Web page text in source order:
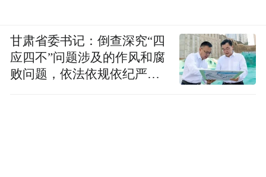
甘肃省委书记：倒查深究“四
应四不”问题涉及的作风和腐
败问题，依法依规依纪严肃